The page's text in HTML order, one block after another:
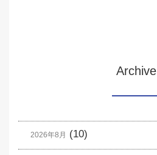
Archive
2026年8月 (10)